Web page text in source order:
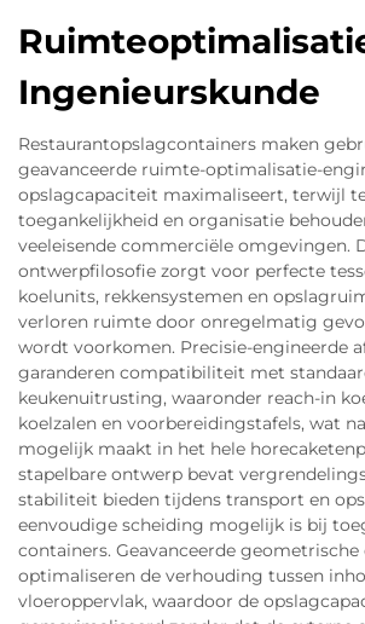
Ingenieurskunde
Restaurantopslagcontainers maken
geavanceerde ruimte-optimalisatie-
opslagcapaciteit maximaliseert, terwijl
toegankelijkheid en organisatie
veeleisende commerciële omgevingen.
ontwerpfilosofie zorgt voor perfecte
koelunits, rekkensystemen en
verloren ruimte door onregelmatig
wordt voorkomen. Precisie-engineerde
garanderen compatibiliteit met
keukenuitrusting, waaronder reach-in
koelzalen en voorbereidingstafels, wat
mogelijk maakt in het hele
stapelbare ontwerp bevat
stabiliteit bieden tijdens transport en
eenvoudige scheiding mogelijk is bij
containers. Geavanceerde
optimaliseren de verhouding tussen
vloeroppervlak, waardoor de